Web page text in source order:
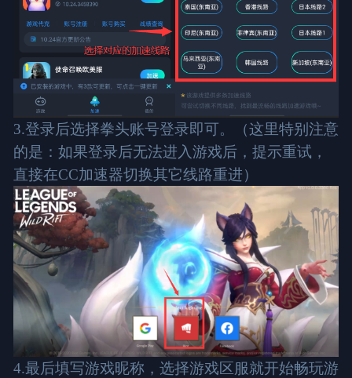
3.登录后选择拳头账号登录即可。（这里特别注意
的是：如果登录后无法进入游戏后，提示重试，
直接在CC加速器切换其它线路重进）
4.最后填写游戏昵称，选择游戏区服就开始畅玩游